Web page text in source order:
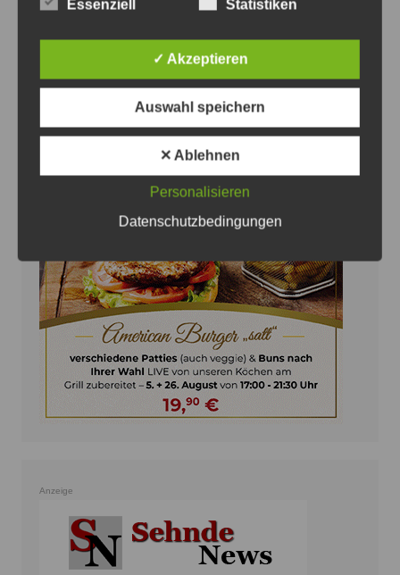
Unterstützung zu
Anzeige
Essenziell Statistiken
✓ Akzeptieren
Auswahl speichern
✕ Ablehnen
Personalisieren
Datenschutzbedingungen